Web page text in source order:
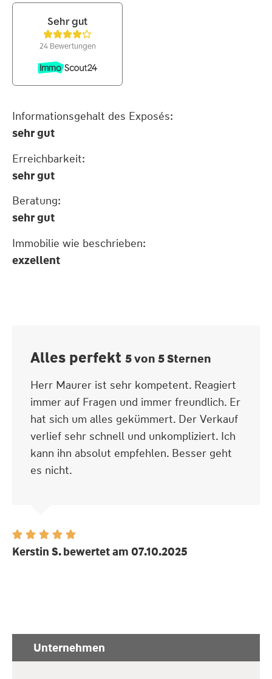
Informationsgehalt des Exposés:
sehr gut
Erreichbarkeit:
sehr gut
Beratung:
sehr gut
Immobilie wie beschrieben:
exzellent
Alles perfekt 5 von 5 Sternen
Herr Maurer ist sehr kompetent. Reagiert
immer auf Fragen und immer freundlich. Er
hat sich um alles gekümmert. Der Verkauf
verlief sehr schnell und unkompliziert. Ich
kann ihn absolut empfehlen. Besser geht
es nicht.
    
Kerstin S. bewertet am 07.10.2025
Unternehmen